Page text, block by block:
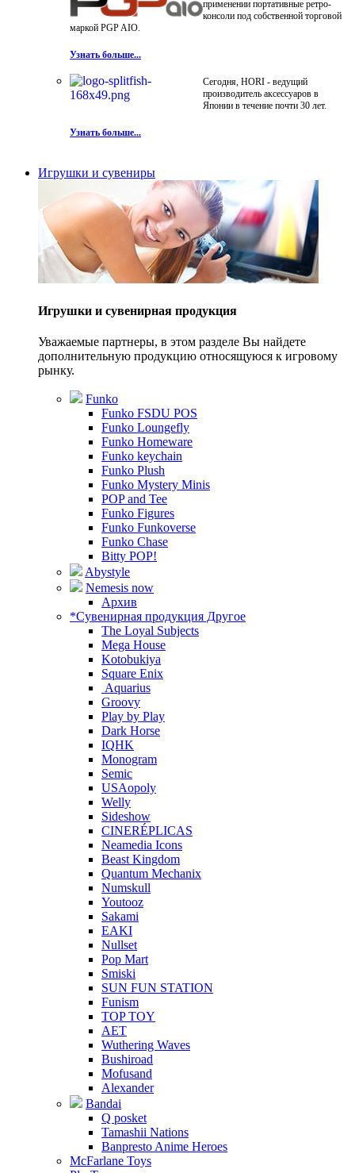
применении портативные ретро-
консоли под собственной торговой
маркой PGP AIO.
Узнать больше...
Сегодня, HORI - ведущий
производитель аксессуаров в
Японии в течение почти 30 лет.
Узнать больше...
Игрушки и сувениры
Игрушки и сувенирная продукция
Уважаемые партнеры, в этом разделе Вы найдете
дополнительную продукцию относящуюся к игровому
рынку.
Funko
Funko FSDU POS
Funko Loungefly
Funko Homeware
Funko keychain
Funko Plush
Funko Mystery Minis
POP and Tee
Funko Figures
Funko Funkoverse
Funko Chase
Bitty POP!
Abystyle
Nemesis now
Архив
*Сувенирная продукция Другое
The Loyal Subjects
Mega House
Kotobukiya
Square Enix
Aquarius
Groovy
Play by Play
Dark Horse
IQHK
Monogram
Semic
USAopoly
Welly
Sideshow
CINERÉPLICAS
Neamedia Icons
Beast Kingdom
Quantum Mechanix
Numskull
Youtooz
Sakami
EAKI
Nullset
Pop Mart
Smiski
SUN FUN STATION
Funism
TOP TOY
AET
Wuthering Waves
Bushiroad
Mofusand
Alexander
Bandai
Q posket
Tamashii Nations
Banpresto Anime Heroes
McFarlane Toys